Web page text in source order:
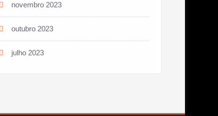
novembro 2023
outubro 2023
julho 2023